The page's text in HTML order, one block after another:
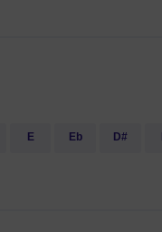
D#
Eb
E